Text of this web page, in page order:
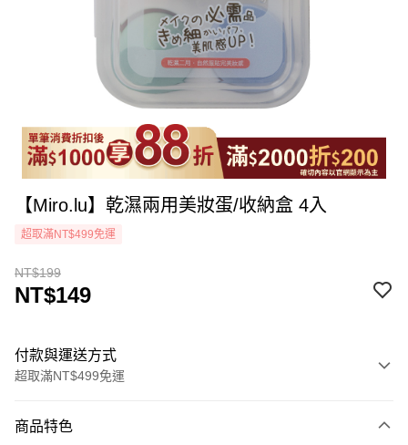
【Miro.lu】乾濕兩用美妝蛋/收納盒 4入
超取滿NT$499免運
NT$199
NT$149
付款與運送方式
超取滿NT$499免運
icash Pay
商品特色